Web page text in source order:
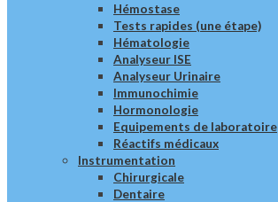
Hémostase
Tests rapides (une étape)
Hématologie
Analyseur ISE
Analyseur Urinaire
Immunochimie
Hormonologie
Equipements de laboratoire
Réactifs médicaux
Instrumentation
Chirurgicale
Dentaire